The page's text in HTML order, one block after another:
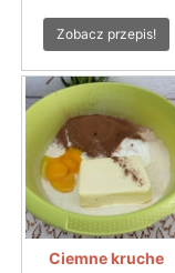
Zobacz przepis!
Ciemne kruche